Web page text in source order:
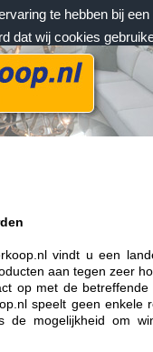
te hebben bij
dat wij cookies
vindt u een
aan tegen zeer
op met de
speelt geen
de mogelijkheid om